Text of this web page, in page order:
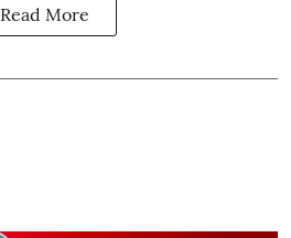
Read More